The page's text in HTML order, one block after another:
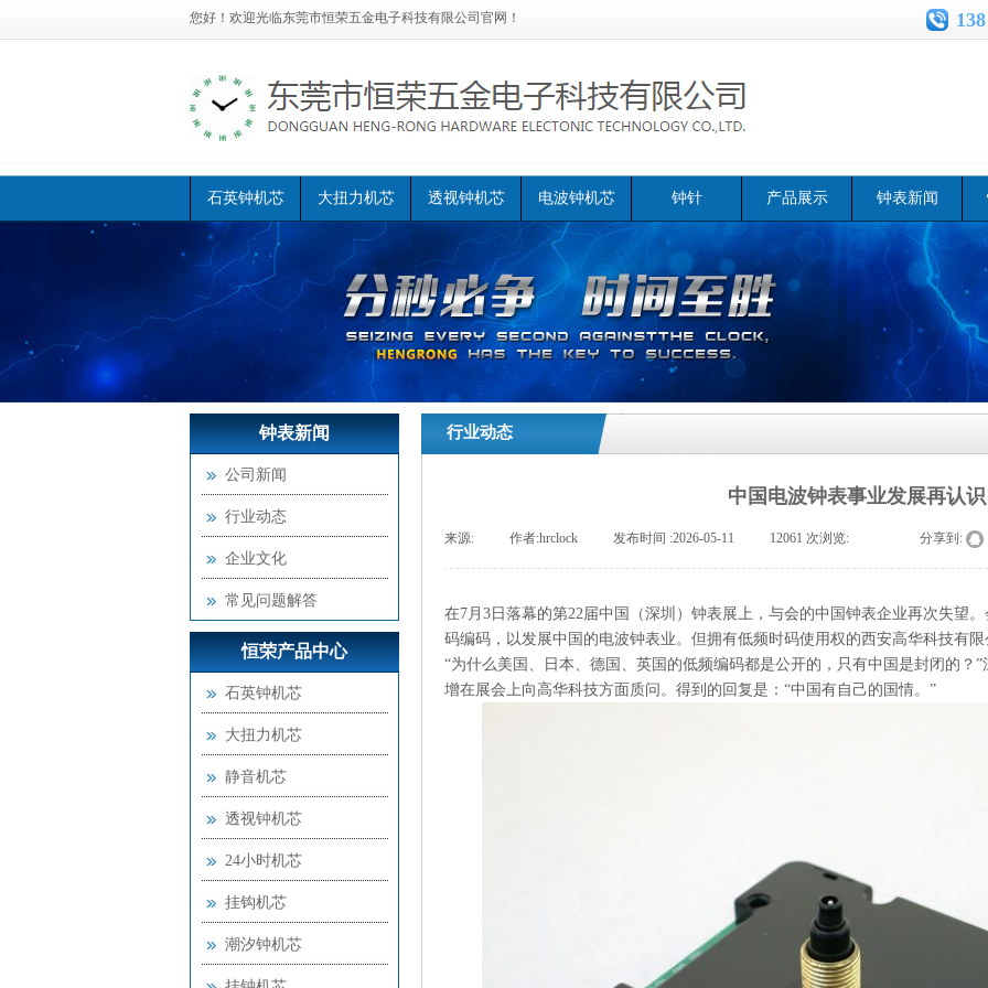
您好！欢迎光临东莞市恒荣五金电子科技有限公司官网！
石英钟机芯 大扭力机芯 透视钟机芯 电波钟机芯 钟针 产品展示 钟表新闻
钟表新闻
恒荣首页 >> 行业动态
认识
中国电波钟表事业发展再认识
来源: 作者:hrclock 发布时间 :2026-05-11 12061 次浏览: 分享到:
在7月3日落幕的第22届中国（深圳）钟表展上，与会的中国 钟表企业再次失望
码编码，以发展中国的电波钟表业。但拥有低频时码使用权的西安高华科技有限
“为什么美国、日本、德国、英国的低频编码都是公开的，只有中国是封闭的？
增在展会上向高华科技方面质问。得到的回复是：“中国有自己的国情。”
公司新闻
行业动态
企业文化
常见问题解答
恒荣产品中心
石英钟机芯
大扭力机芯
静音机芯
透视钟机芯
24小时机芯
挂钩机芯
潮汐钟机芯